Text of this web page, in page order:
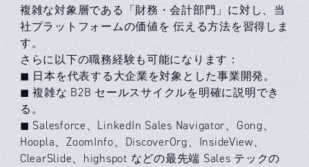
複雑な対象層である「財務・会計部門」に対し、当
社プラットフォームの価値を 伝える方法を習得しま
す。
さらに以下の職務経験も可能になります：
◼ 日本を代表する大企業を対象とした事業開発。
◼ 複雑な B2B セールスサイクルを明確に説明でき
る。
◼ Salesforce、LinkedIn Sales Navigator、Gong、
Hoopla、ZoomInfo、DiscoverOrg、InsideView、
ClearSlide、highspot などの最先端 Sales テックの